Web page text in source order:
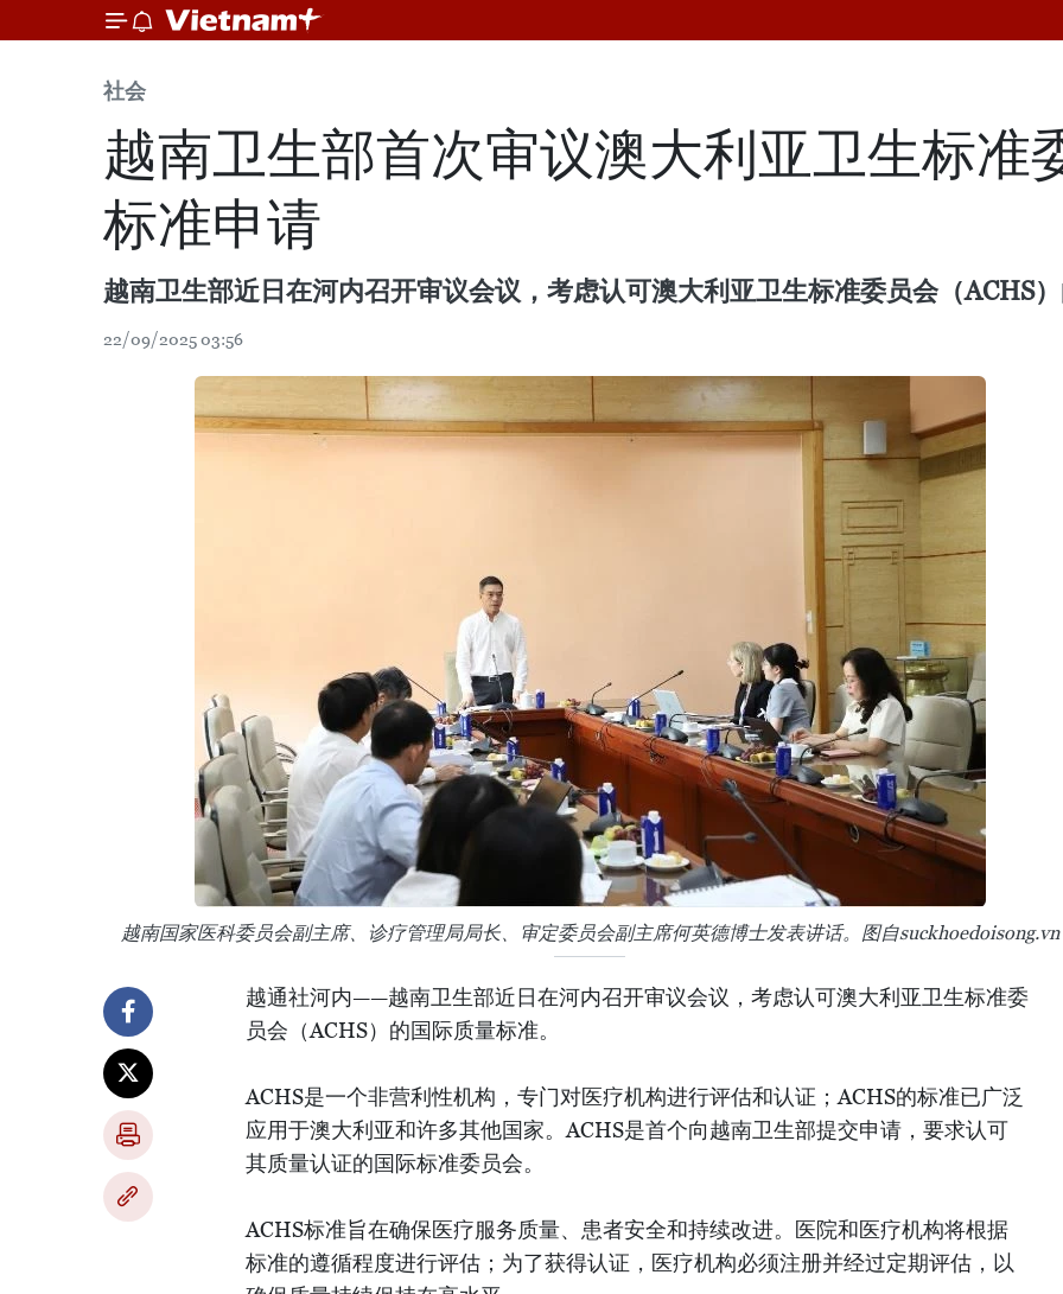
社会
越南卫生部首次审议澳大利亚卫生标准
标准申请
越南卫生部近日在河内召开审议会议，考虑认可澳大利亚卫生标准委员会（ACHS
22/09/2025 03:56
越南国家医科委员会副主席、诊疗管理局局长、审定委员会副主席何英德博士发表讲话。图自suckhoedoisong.vn
越通社河内——越南卫生部近日在河内召开审议会议，考虑认可澳大利亚卫生标准委
员会（ACHS）的国际质量标准。
ACHS是一个非营利性机构，专门对医疗机构进行评估和认证；ACHS的标准已广泛
应用于澳大利亚和许多其他国家。ACHS是首个向越南卫生部提交申请，要求认可
其质量认证的国际标准委员会。
ACHS标准旨在确保医疗服务质量、患者安全和持续改进。医院和医疗机构将根据
标准的遵循程度进行评估；为了获得认证，医疗机构必须注册并经过定期评估，以